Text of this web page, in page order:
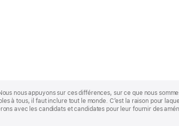
nous appuyons sur ces différences, sur ce que nous
à tous, il faut inclure tout le monde. C’est la raison pour
avec les candidats et candidates pour leur fournir des